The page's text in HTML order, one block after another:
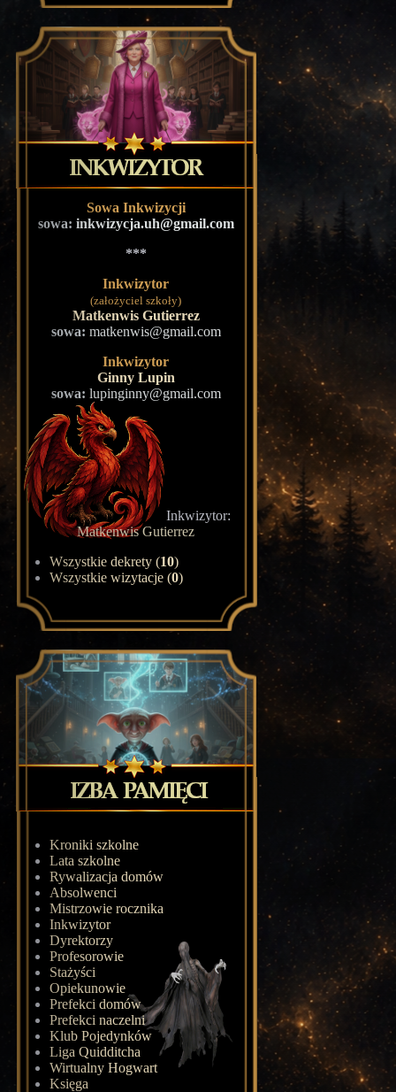
Sowa Inkwizycji
sowa: inkwizycja.uh@gmail.com
***
Inkwizytor
(założyciel szkoły)
Matkenwis Gutierrez
sowa: matkenwis@gmail.com
Inkwizytor
Ginny Lupin
sowa: lupinginny@gmail.com
Inkwizytor:
Matkenwis Gutierrez
Wszystkie dekrety (10)
Wszystkie wizytacje (0)
Kroniki szkolne
Lata szkolne
Rywalizacja domów
Absolwenci
Mistrzowie rocznika
Inkwizytor
Dyrektorzy
Profesorowie
Stażyści
Opiekunowie
Prefekci domów
Prefekci naczelni
Klub Pojedynków
Liga Quidditcha
Wirtualny Hogwart
Księga